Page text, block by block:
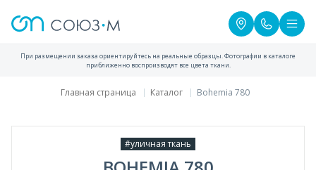
При размещении заказа ориентируйтесь на реальные образцы. Фотографии в каталоге
приближенно воспроизводят все цвета ткани.
Главная страница Каталог Bohemia 780
#уличная ткань